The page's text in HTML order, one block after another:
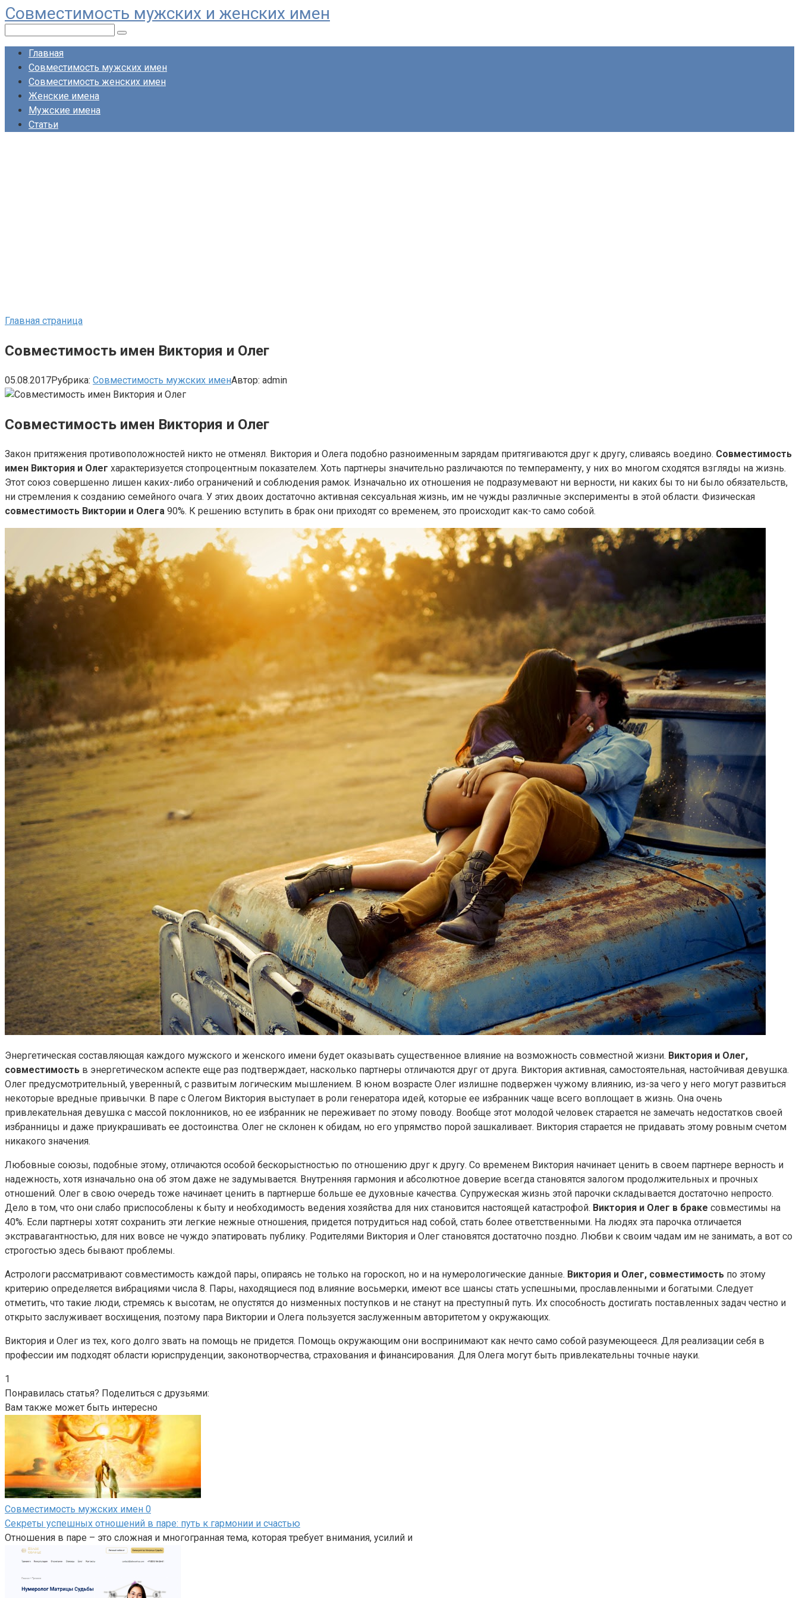
Перейти
к
контенту
Совместимость мужских и женских имен
Главная
Совместимость мужских имен
Совместимость женских имен
Женские имена
Мужские имена
Статьи
Главная страница
Совместимость имен Виктория и Олег
05.08.2017Рубрика: Совместимость мужских именАвтор: admin
Совместимость имен Виктория и Олег
Закон притяжения противоположностей никто не отменял. Виктория и Олега подобно разноименным зарядам притягиваются друг к другу, сливаясь воедино. Совместимость
имен Виктория и Олег характеризуется стопроцентным показателем. Хоть партнеры значительно различаются по темпераменту, у них во многом сходятся взгляды на жизнь.
Этот союз совершенно лишен каких-либо ограничений и соблюдения рамок. Изначально их отношения не подразумевают ни верности, ни каких бы то ни было обязательств,
ни стремления к созданию семейного очага. У этих двоих достаточно активная сексуальная жизнь, им не чужды различные эксперименты в этой области. Физическая
совместимость Виктории и Олега 90%. К решению вступить в брак они приходят со временем, это происходит как-то само собой.
Энергетическая составляющая каждого мужского и женского имени будет оказывать существенное влияние на возможность совместной жизни. Виктория и Олег,
совместимость в энергетическом аспекте еще раз подтверждает, насколько партнеры отличаются друг от друга. Виктория активная, самостоятельная, настойчивая девушка.
Олег предусмотрительный, уверенный, с развитым логическим мышлением. В юном возрасте Олег излишне подвержен чужому влиянию, из-за чего у него могут развиться
некоторые вредные привычки. В паре с Олегом Виктория выступает в роли генератора идей, которые ее избранник чаще всего воплощает в жизнь. Она очень
привлекательная девушка с массой поклонников, но ее избранник не переживает по этому поводу. Вообще этот молодой человек старается не замечать недостатков своей
избранницы и даже приукрашивать ее достоинства. Олег не склонен к обидам, но его упрямство порой зашкаливает. Виктория старается не придавать этому ровным счетом
никакого значения.
Любовные союзы, подобные этому, отличаются особой бескорыстностью по отношению друг к другу. Со временем Виктория начинает ценить в своем партнере верность и
надежность, хотя изначально она об этом даже не задумывается. Внутренняя гармония и абсолютное доверие всегда становятся залогом продолжительных и прочных
отношений. Олег в свою очередь тоже начинает ценить в партнерше больше ее духовные качества. Супружеская жизнь этой парочки складывается достаточно непросто.
Дело в том, что они слабо приспособлены к быту и необходимость ведения хозяйства для них становится настоящей катастрофой. Виктория и Олег в браке совместимы на
40%. Если партнеры хотят сохранить эти легкие нежные отношения, придется потрудиться над собой, стать более ответственными. На людях эта парочка отличается
экстравагантностью, для них вовсе не чуждо эпатировать публику. Родителями Виктория и Олег становятся достаточно поздно. Любви к своим чадам им не занимать, а вот со
строгостью здесь бывают проблемы.
Астрологи рассматривают совместимость каждой пары, опираясь не только на гороскоп, но и на нумерологические данные. Виктория и Олег, совместимость по этому
критерию определяется вибрациями числа 8. Пары, находящиеся под влияние восьмерки, имеют все шансы стать успешными, прославленными и богатыми. Следует
отметить, что такие люди, стремясь к высотам, не опустятся до низменных поступков и не станут на преступный путь. Их способность достигать поставленных задач честно и
открыто заслуживает восхищения, поэтому пара Виктории и Олега пользуется заслуженным авторитетом у окружающих.
Виктория и Олег из тех, кого долго звать на помощь не придется. Помощь окружающим они воспринимают как нечто само собой разумеющееся. Для реализации себя в
профессии им подходят области юриспруденции, законотворчества, страхования и финансирования. Для Олега могут быть привлекательны точные науки.
1
Понравилась статья? Поделиться с друзьями:
Вам также может быть интересно
Совместимость мужских имен 0
Секреты успешных отношений в паре: путь к гармонии и счастью
Отношения в паре – это сложная и многогранная тема, которая требует внимания, усилий и